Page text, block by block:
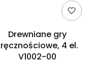
Drewniane gry
4 el.
V1002-00